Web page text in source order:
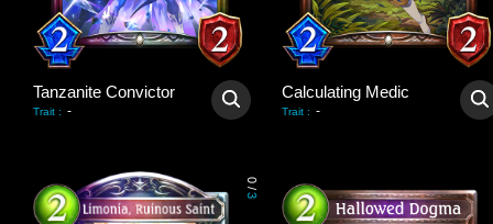
Tanzanite Convictor
Trait : -
Calculating Medic
Trait : -
0
/
3